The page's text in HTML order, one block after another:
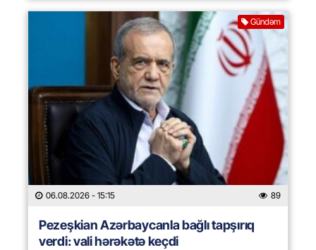
Gündəm
06.08.2026 - 15:15 89
Pezeşkian Azərbaycanla bağlı tapşırıq
verdi: vali hərəkətə keçdi